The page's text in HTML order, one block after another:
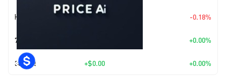
Hoje $-0.00000017 -0.18%
7 Dias +0.00%
30 Dias +$0.00 +0.00%